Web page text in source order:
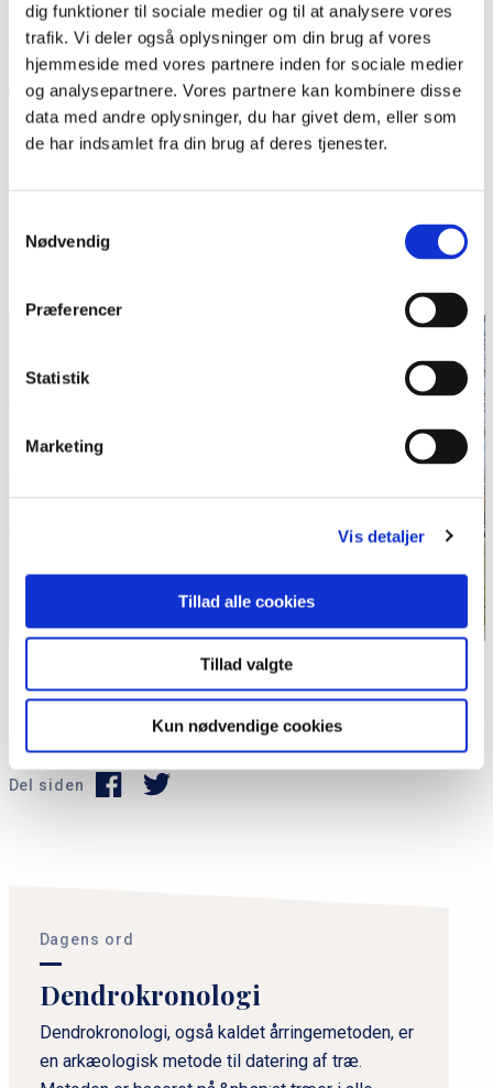
dig funktioner til sociale medier og til at analysere vores
trafik. Vi deler også oplysninger om din brug af vores
hjemmeside med vores partnere inden for sociale medier
og analysepartnere. Vores partnere kan kombinere disse
data med andre oplysninger, du har givet dem, eller som
de har indsamlet fra din brug af deres tjenester.
Nødvendig
Præferencer
Statistik
Marketing
Vis detaljer
Tillad alle cookies
Tillad valgte
Kun nødvendige cookies
1843) med hjemsted i Christiansfeld, hvor der fortsat
afholdes en årlig missionsfest.
Af Jørgen Bøytler iSønderjylland A-Å, red. af Inge Adriansen,
Elsemarie Dam Jensen og Lennart S. Madsen. Aabenraa:
Historisk Samfund for Sønderjylland, 2011.
Jørgen Bøytler og Jørgen Toft Jessen:
Christiansfeld. Livet
. 2005.
Søstrehuset på den centrale plads, Grev Zinzendorfs
Plads, i Christiansfeld. Foto fra 2023.
Foto: Hjart, CC BY-SA 4.0
Del siden
Dagens ord
Dendrokronologi
Dendrokronologi, også kaldet årringemetoden, er
en arkæologisk metode til datering af træ.